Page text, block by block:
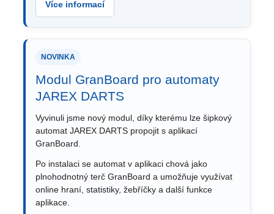
Více informací
NOVINKA
Modul GranBoard pro automaty
JAREX DARTS
Vyvinuli jsme nový modul, díky kterému lze šipkový
automat JAREX DARTS propojit s aplikací
GranBoard.
Po instalaci se automat v aplikaci chová jako
plnohodnotný terč GranBoard a umožňuje využívat
online hraní, statistiky, žebříčky a další funkce
aplikace.